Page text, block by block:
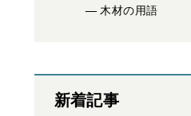
木材の用語
新着記事